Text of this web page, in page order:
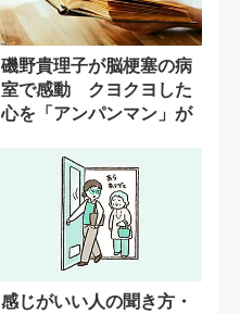
磯野貴理子が脳梗塞の病
室で感動 クヨクヨした
心を「アンパンマン」が
感じがいい人の聞き方・